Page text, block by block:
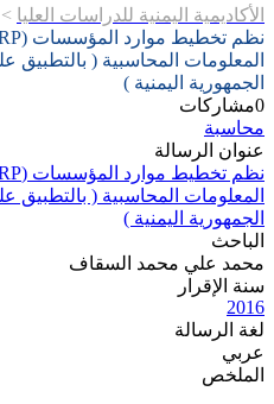
الأكاديمية اليمنية للدراسات العليا >
المعلومات المحاسبية ( بالتطبيق
الجمهورية اليمنية )
0مشاركات
محاسبة
عنوان الرسالة
المعلومات المحاسبية ( بالتطبيق
الجمهورية اليمنية )
الباحث
محمد علي محمد السقاف
سنة الإقرار
2016
لغة الرسالة
عربي
الملخص